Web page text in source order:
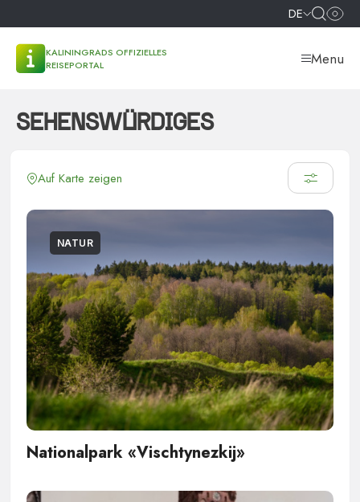
DE
KALININGRADS OFFIZIELLES
REISEPORTAL
Menu
SEHENSWÜRDIGES
Auf Karte zeigen
NATUR
Nationalpark «Vischtynezkij»